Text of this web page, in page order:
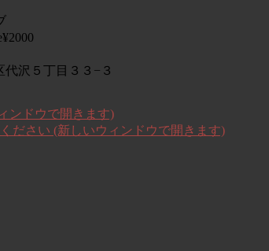
代沢５丁目３３−３
ンドウで開きます)
ださい (新しいウィンドウで開きます)